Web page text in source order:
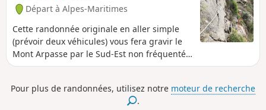
Départ à Alpes-Maritimes
Cette randonnée originale en aller simple
(prévoir deux véhicules) vous fera gravir le
Mont Arpasse par le Sud-Est non fréquenté.
Le final est un sentier de près de 3 km de
vertigineux, accroché sur le flanc Ouest
montagneux du Mont Arpasse, construit par
Pour plus de randonnées, utilisez notre moteur de recherche
.